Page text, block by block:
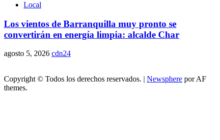
Local
Los vientos de Barranquilla muy pronto se
convertirán en energía limpia: alcalde Char
agosto 5, 2026 cdn24
Copyright © Todos los derechos reservados. | Newsphere por AF
themes.